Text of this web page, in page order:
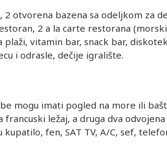
2 otvorena bazena sa odeljkom za
2 a la carte restorana
plaži, vitamin bar, snack bar,
i odrasle, dečije igralište.
mogu imati pogled na more ili
francuski ležaj, a druga dva
kupatilo, fen, SAT TV, A/C, sef,